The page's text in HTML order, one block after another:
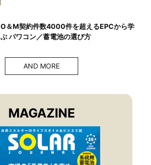
O＆M契約件数4000件を超えるEPCから学
ぶ パワコン／蓄電池の選び方
AND MORE
MAGAZINE